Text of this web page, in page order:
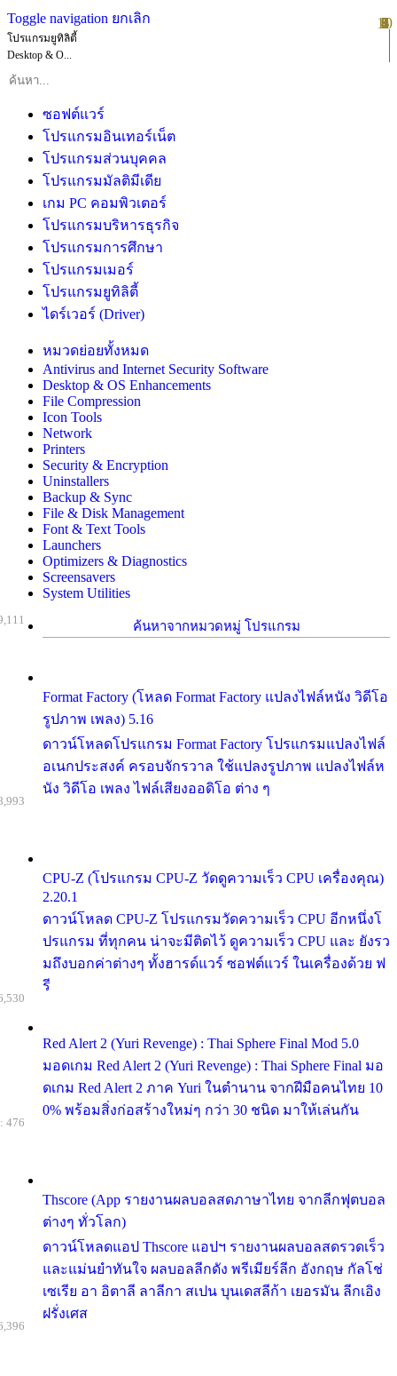
Toggle navigation ยกเลิก
โปรแกรมยูทิลิตี้
Desktop & O...
ซอฟต์แวร์
โปรแกรมอินเทอร์เน็ต
โปรแกรมส่วนบุคคล
โปรแกรมมัลติมีเดีย
เกม PC คอมพิวเตอร์
โปรแกรมบริหารธุรกิจ
โปรแกรมการศึกษา
โปรแกรมเมอร์
โปรแกรมยูทิลิตี้
ไดร์เวอร์ (Driver)
หมวดย่อยทั้งหมด
Antivirus and Internet Security Software
Desktop & OS Enhancements
File Compression
Icon Tools
Network
Printers
Security & Encryption
Uninstallers
Backup & Sync
File & Disk Management
Font & Text Tools
Launchers
Optimizers & Diagnostics
Screensavers
System Utilities
ค้นหาจากหมวดหมู่ โปรแกรม
Format Factory (โหลด Format Factory แปลงไฟล์หนัง วิดีโอ
รูปภาพ เพลง) 5.16
ดาวน์โหลดโปรแกรม Format Factory โปรแกรมแปลงไฟล์
อเนกประสงค์ ครอบจักรวาล ใช้แปลงรูปภาพ แปลงไฟล์ห
นัง วิดีโอ เพลง ไฟล์เสียงออดิโอ ต่าง ๆ
CPU-Z (โปรแกรม CPU-Z วัดดูความเร็ว CPU เครื่องคุณ)
2.20.1
ดาวน์โหลด CPU-Z โปรแกรมวัดความเร็ว CPU อีกหนึ่งโ
ปรแกรม ที่ทุกคน น่าจะมีติดไว้ ดูความเร็ว CPU และ ยังรว
มถึงบอกค่าต่างๆ ทั้งฮารด์แวร์ ซอฟต์แวร์ ในเครื่องด้วย ฟ
รี
Red Alert 2 (Yuri Revenge) : Thai Sphere Final Mod 5.0
มอดเกม Red Alert 2 (Yuri Revenge) : Thai Sphere Final มอ
ดเกม Red Alert 2 ภาค Yuri ในตำนาน จากฝีมือคนไทย 10
0% พร้อมสิ่งก่อสร้างใหม่ๆ กว่า 30 ชนิด มาให้เล่นกัน
Thscore (App รายงานผลบอลสดภาษาไทย จากลีกฟุตบอล
ต่างๆ ทั่วโลก)
ดาวน์โหลดแอป Thscore แอปฯ รายงานผลบอลสดรวดเร็ว
และแม่นยำทันใจ ผลบอลลีกดัง พรีเมียร์ลีก อังกฤษ กัลโช่
เซเรีย อา อิตาลี ลาลีกา สเปน บุนเดสลีก้า เยอรมัน ลีกเอิง
ฝรั่งเศส
476
1
2
3
4
5
6
7
8
9
10